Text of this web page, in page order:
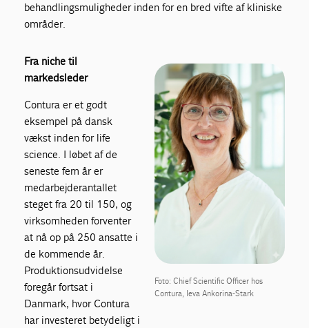
behandlingsmuligheder inden for en bred vifte af kliniske
områder.
Foto: Chief Scientific Officer hos
Contura, Ieva Ankorina-Stark
Fra niche til
markedsleder
Contura er et godt
eksempel på dansk
vækst inden for life
science. I løbet af de
seneste fem år er
medarbejderantallet
steget fra 20 til 150, og
virksomheden forventer
at nå op på 250 ansatte i
de kommende år.
Produktionsudvidelse
foregår fortsat i
Danmark, hvor Contura
har investeret betydeligt i